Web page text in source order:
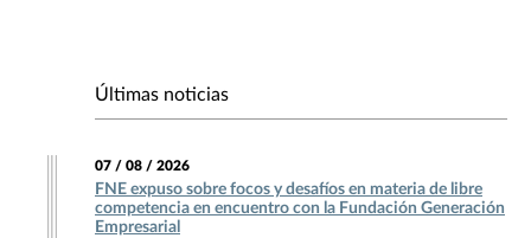
Últimas noticias
07 / 08 / 2026
FNE expuso sobre focos y desafíos en materia de libre
competencia en encuentro con la Fundación Generación
Empresarial